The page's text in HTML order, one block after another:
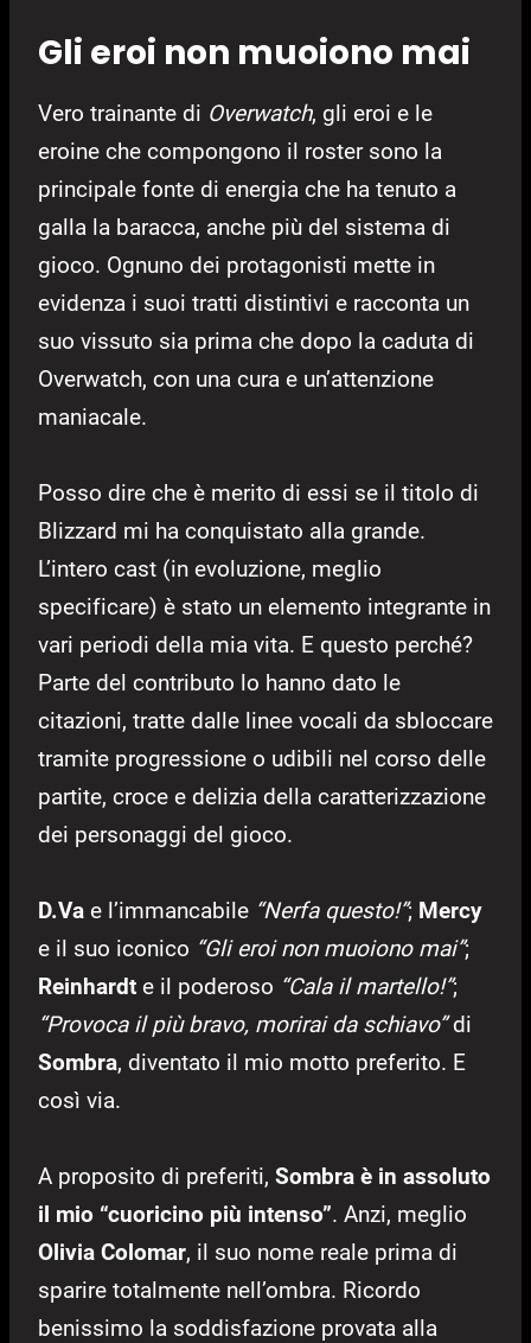
Gli eroi non muoiono mai
Vero trainante di Overwatch, gli eroi e le
eroine che compongono il roster sono la
principale fonte di energia che ha tenuto a
galla la baracca, anche più del sistema di
gioco. Ognuno dei protagonisti mette in
evidenza i suoi tratti distintivi e racconta un
suo vissuto sia prima che dopo la caduta di
Overwatch, con una cura e un’attenzione
maniacale.
Posso dire che è merito di essi se il titolo di
Blizzard mi ha conquistato alla grande.
L’intero cast (in evoluzione, meglio
specificare) è stato un elemento integrante in
vari periodi della mia vita. E questo perché?
Parte del contributo lo hanno dato le
citazioni, tratte dalle linee vocali da sbloccare
tramite progressione o udibili nel corso delle
partite, croce e delizia della caratterizzazione
dei personaggi del gioco.
D.Va e l’immancabile “Nerfa questo!”; Mercy
e il suo iconico “Gli eroi non muoiono mai”;
Reinhardt e il poderoso “Cala il martello!”;
“Provoca il più bravo, morirai da schiavo”di
Sombra, diventato il mio motto preferito. E
così via.
A proposito di preferiti, Sombra è in assoluto
il mio “cuoricino più intenso”. Anzi, meglio
Olivia Colomar, il suo nome reale prima di
sparire totalmente nell’ombra. Ricordo
benissimo la soddisfazione provata alla